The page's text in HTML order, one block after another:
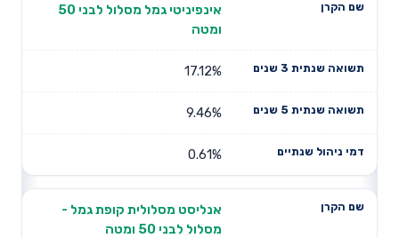
אינפיניטי גמל מסלול לבני 50
ומטה
17.12%
9.46%
0.61%
אנליסט מסלולית קופת גמל -
מסלול לבני 50 ומטה